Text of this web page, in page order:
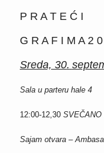
P R A T E Ć I
G R A F I M A 2
Sreda, 30.
Sala u parteru hale 4
12:00-12,30 SVEČANO
Sajam otvara –